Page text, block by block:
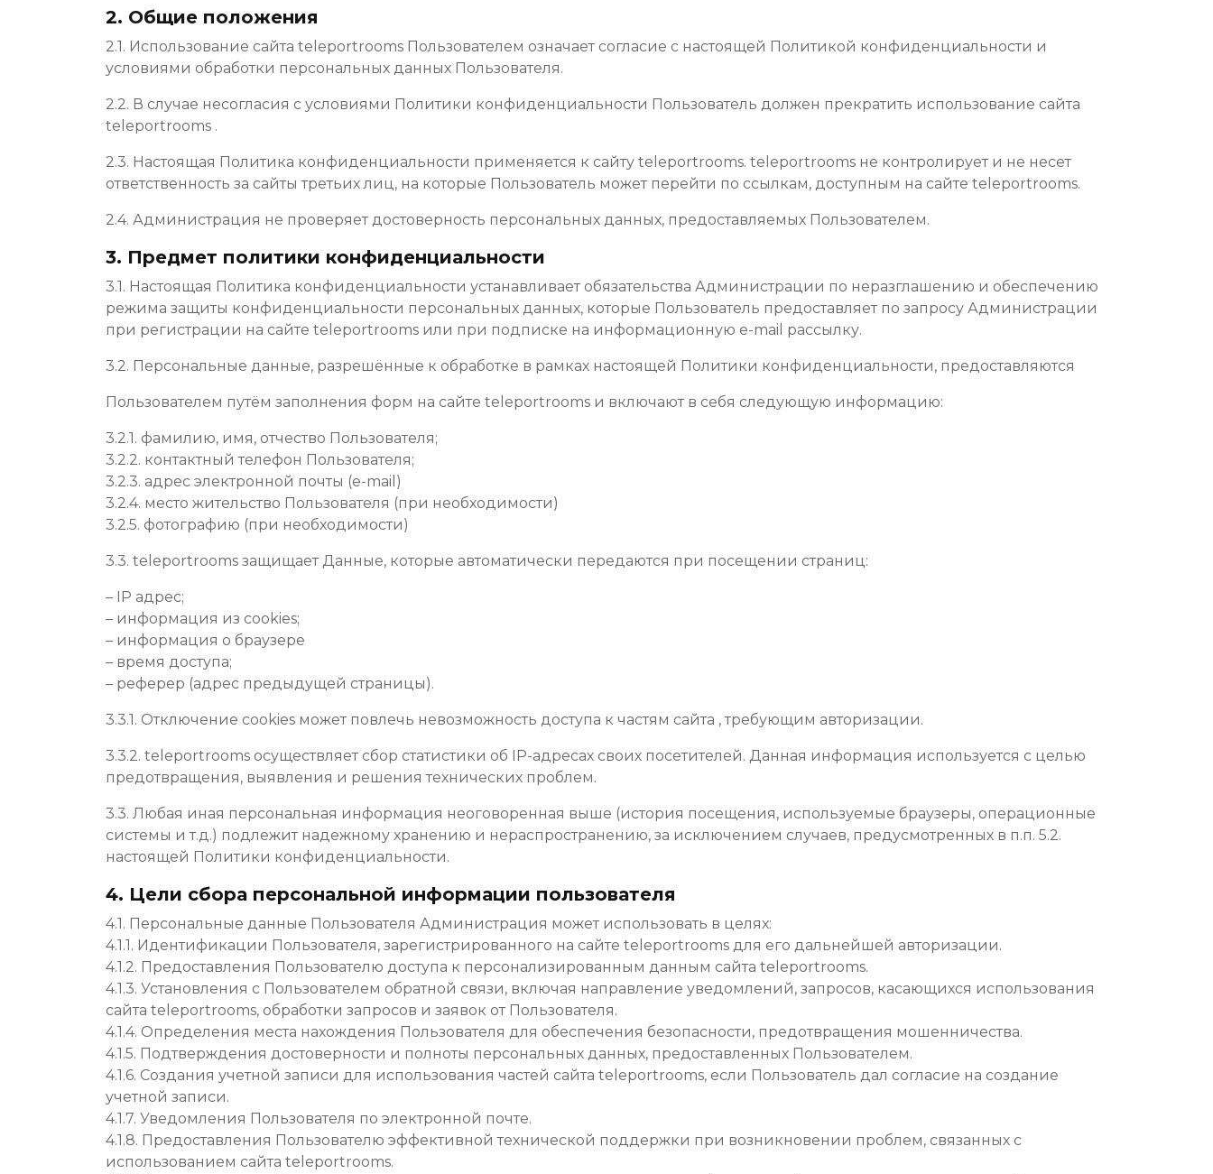
2. Общие положения
2.1. Использование сайта teleportrooms Пользователем означает согласие с настоящей Политикой конфиденциальности и
условиями обработки персональных данных Пользователя.
2.2. В случае несогласия с условиями Политики конфиденциальности Пользователь должен прекратить использование сайта
teleportrooms .
2.3. Настоящая Политика конфиденциальности применяется к сайту teleportrooms. teleportrooms не контролирует и не несет
ответственность за сайты третьих лиц, на которые Пользователь может перейти по ссылкам, доступным на сайте teleportrooms.
2.4. Администрация не проверяет достоверность персональных данных, предоставляемых Пользователем.
3. Предмет политики конфиденциальности
3.1. Настоящая Политика конфиденциальности устанавливает обязательства Администрации по неразглашению и обеспечению
режима защиты конфиденциальности персональных данных, которые Пользователь предоставляет по запросу Администрации
при регистрации на сайте teleportrooms или при подписке на информационную e-mail рассылку.
3.2. Персональные данные, разрешённые к обработке в рамках настоящей Политики конфиденциальности, предоставляются
Пользователем путём заполнения форм на сайте teleportrooms и включают в себя следующую информацию:
3.2.1. фамилию, имя, отчество Пользователя;
3.2.2. контактный телефон Пользователя;
3.2.3. адрес электронной почты (e-mail)
3.2.4. место жительство Пользователя (при необходимости)
3.2.5. фотографию (при необходимости)
3.3. teleportrooms защищает Данные, которые автоматически передаются при посещении страниц:
– IP адрес;
– информация из cookies;
– информация о браузере
– время доступа;
– реферер (адрес предыдущей страницы).
3.3.1. Отключение cookies может повлечь невозможность доступа к частям сайта , требующим авторизации.
3.3.2. teleportrooms осуществляет сбор статистики об IP-адресах своих посетителей. Данная информация используется с целью
предотвращения, выявления и решения технических проблем.
3.3. Любая иная персональная информация неоговоренная выше (история посещения, используемые браузеры, операционные
системы и т.д.) подлежит надежному хранению и нераспространению, за исключением случаев, предусмотренных в п.п. 5.2.
настоящей Политики конфиденциальности.
4. Цели сбора персональной информации пользователя
4.1. Персональные данные Пользователя Администрация может использовать в целях:
4.1.1. Идентификации Пользователя, зарегистрированного на сайте teleportrooms для его дальнейшей авторизации.
4.1.2. Предоставления Пользователю доступа к персонализированным данным сайта teleportrooms.
4.1.3. Установления с Пользователем обратной связи, включая направление уведомлений, запросов, касающихся использования
сайта teleportrooms, обработки запросов и заявок от Пользователя.
4.1.4. Определения места нахождения Пользователя для обеспечения безопасности, предотвращения мошенничества.
4.1.5. Подтверждения достоверности и полноты персональных данных, предоставленных Пользователем.
4.1.6. Создания учетной записи для использования частей сайта teleportrooms, если Пользователь дал согласие на создание
учетной записи.
4.1.7. Уведомления Пользователя по электронной почте.
4.1.8. Предоставления Пользователю эффективной технической поддержки при возникновении проблем, связанных с
использованием сайта teleportrooms.